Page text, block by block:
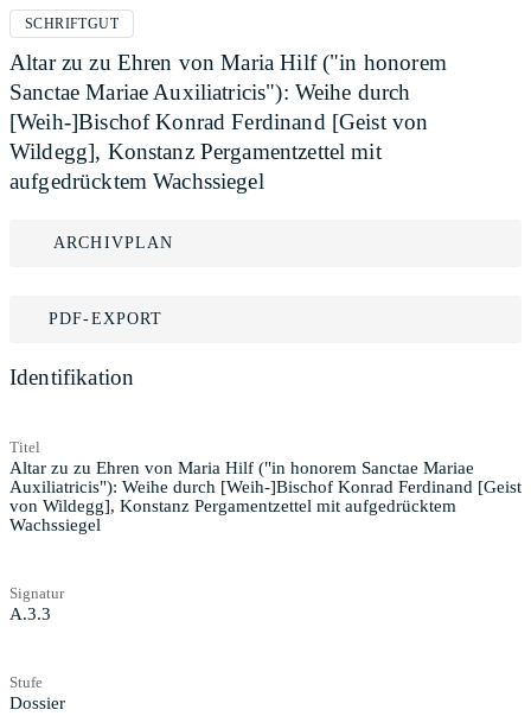
SCHRIFTGUT
Altar zu zu Ehren von Maria Hilf ("in honorem
Sanctae Mariae Auxiliatricis"): Weihe durch
[Weih-]Bischof Konrad Ferdinand [Geist von
Wildegg], Konstanz Pergamentzettel mit
aufgedrücktem Wachssiegel
ARCHIVPLAN
PDF-EXPORT
Identifikation
Titel
Altar zu zu Ehren von Maria Hilf ("in honorem Sanctae Mariae
Auxiliatricis"): Weihe durch [Weih-]Bischof Konrad Ferdinand [Geist
von Wildegg], Konstanz Pergamentzettel mit aufgedrücktem
Wachssiegel
Signatur
A.3.3
Stufe
Dossier